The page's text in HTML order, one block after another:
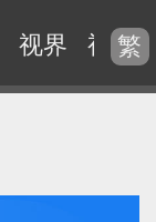
视界 视频
繁